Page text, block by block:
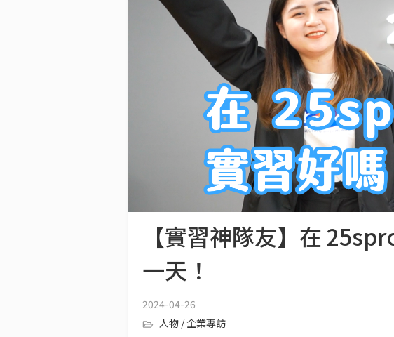
【實習神隊友】在
一天！
2024-04-26
人物 / 企業專訪